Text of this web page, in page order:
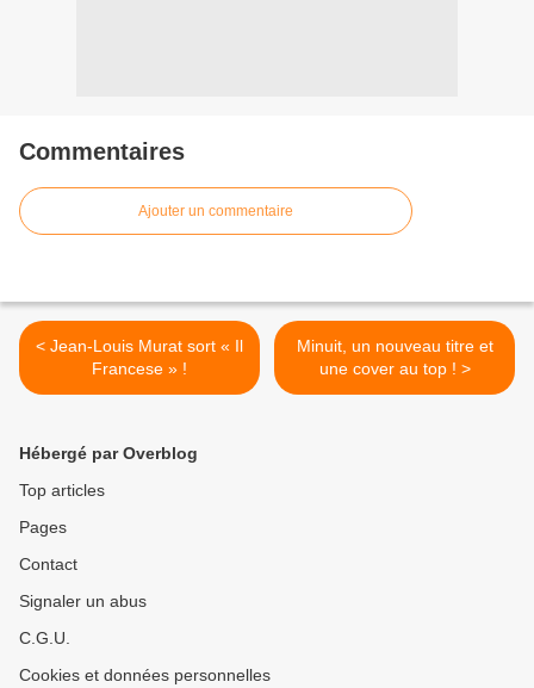
Commentaires
Ajouter un commentaire
< Jean-Louis Murat sort « Il
Francese » !
Minuit, un nouveau titre et
une cover au top ! >
Hébergé par Overblog
Top articles
Pages
Contact
Signaler un abus
C.G.U.
Cookies et données personnelles